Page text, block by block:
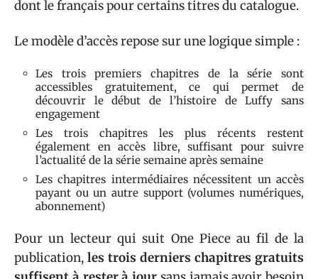
dont le français pour certains titres du catalogue.
Le modèle d’accès repose sur une logique simple :
Les trois premiers chapitres de la série sont
accessibles gratuitement, ce qui permet de
découvrir le début de l’histoire de Luffy sans
engagement
Les trois chapitres les plus récents restent
également en accès libre, suffisant pour suivre
l’actualité de la série semaine après semaine
Les chapitres intermédiaires nécessitent un accès
payant ou un autre support (volumes numériques,
abonnement)
Pour un lecteur qui suit One Piece au fil de la
publication, les trois derniers chapitres gratuits